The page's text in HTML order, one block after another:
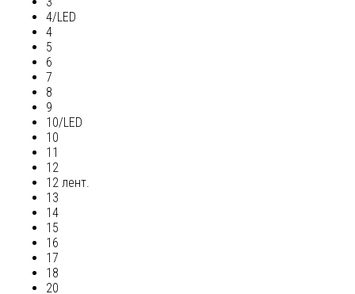
4/LED
4
5
6
7
8
9
10/LED
10
11
12
12 лент.
13
14
15
16
17
18
20